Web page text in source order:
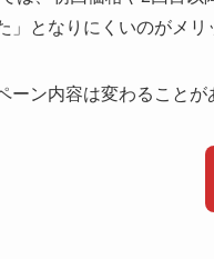
」となりにくいのがメリ
ーン内容は変わること